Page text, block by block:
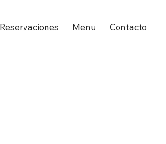
Reservaciones Menu Contacto